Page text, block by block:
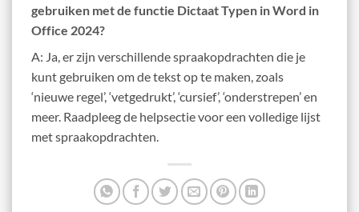
gebruiken met de functie Dictaat Typen in Word in
Office 2024?
A: Ja, er zijn verschillende spraakopdrachten die je
kunt gebruiken om de tekst op te maken, zoals
‘nieuwe regel’, ‘vetgedrukt’, ‘cursief’, ‘onderstrepen’ en
meer. Raadpleeg de helpsectie voor een volledige lijst
met spraakopdrachten.